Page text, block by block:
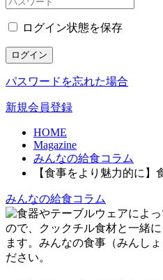
ログイン状態を保存
ログイン
パスワードを忘れた場合
新規会員登録
HOME
Magazine
みんなの給食コラム
【食事をより魅力的に】
みんなの給食コラム